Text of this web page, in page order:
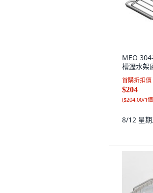
MEO
槽瀝水架
首購折扣價
$204
($204.00/1個
8/12 星期